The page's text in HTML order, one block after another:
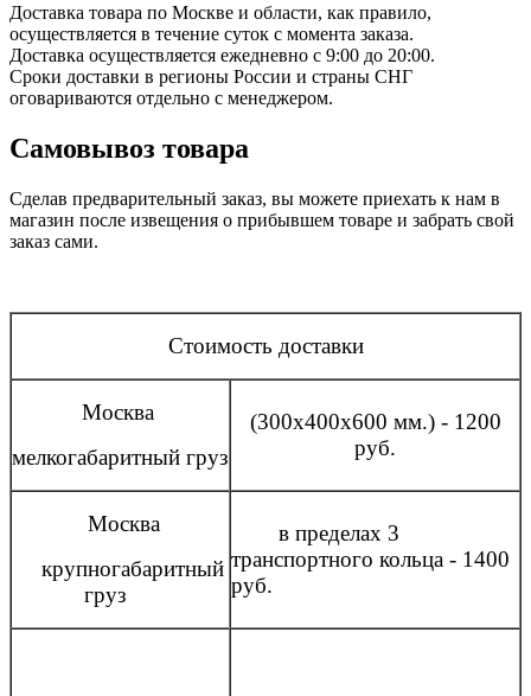
Доставка товара по Москве и области, как правило,
осуществляется в течение суток с момента заказа.
Доставка осуществляется ежедневно с 9:00 до 20:00.
Сроки доставки в регионы России и страны СНГ
оговариваются отдельно с менеджером.
Самовывоз товара
Сделав предварительный заказ, вы можете приехать к нам в
магазин после извещения о прибывшем товаре и забрать свой
заказ сами.
Стоимость доставки
Москва
мелкогабаритный груз
(300x400x600 мм.) - 1200
руб.
Москва
крупногабаритный
груз
в пределах 3
транспортного кольца - 1400
руб.